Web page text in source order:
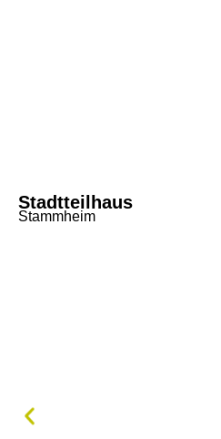
Stadtteilhaus
Stammheim